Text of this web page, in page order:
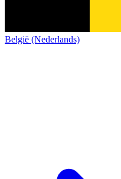
België (Nederlands)